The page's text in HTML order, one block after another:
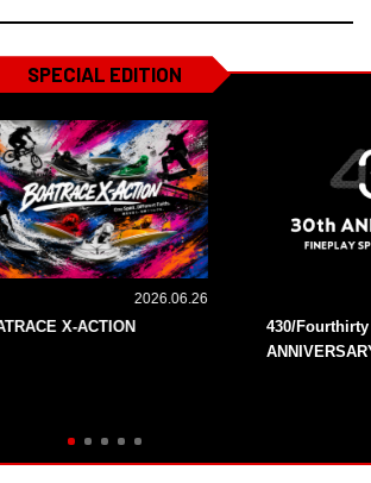
SPECIAL EDITION
2026.06.26
X-ACTION
430/